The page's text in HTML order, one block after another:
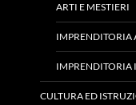
ARTI E MESTIERI
IMPRENDITORIA
IMPRENDITORIA
CULTURA ED